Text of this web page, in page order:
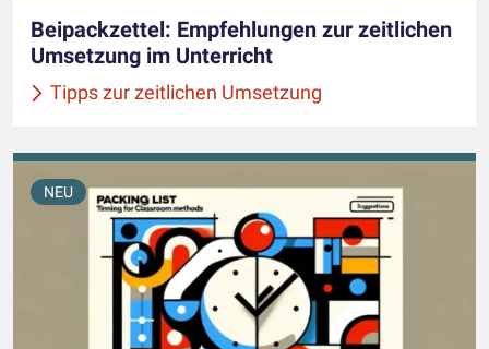
Beipackzettel: Empfehlungen zur zeitlichen
Umsetzung im Unterricht
Tipps zur zeitlichen Umsetzung
NEU